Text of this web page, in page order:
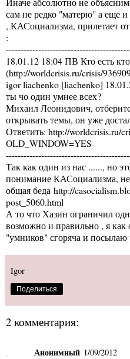
сам не редко "матерю" а еще
, КАСоциализма, прилетает
:
18.01.12 18:04 ПВ Кто есть
(http://worldcrisis.ru/crisis/
igor liachenko [liachenko]
ты чо один умнее всех?
Михаил Леонидович,
открывать темы, он уже
Ответить: http://worldcrisis.ru/
OLD_WINDOW=YES
Так как один из нас ......, но
понимание КАСоциализма,
общая беда http://
post_5060.html
А то что Хазин ограничил
возможно и правильно , я
"умников" сгоряча и посылаю
Igor
Поделиться
2 комментария:
Анонимный 1/09/2012